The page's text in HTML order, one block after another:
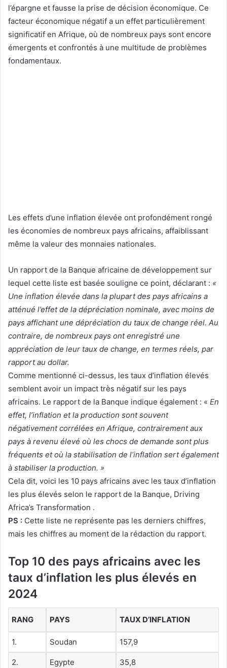
l’épargne et fausse la prise de décision économique. Ce
facteur économique négatif a un effet particulièrement
significatif en Afrique, où de nombreux pays sont encore
émergents et confrontés à une multitude de problèmes
fondamentaux.
Les effets d’une inflation élevée ont profondément rongé
les économies de nombreux pays africains, affaiblissant
même la valeur des monnaies nationales.
Un rapport de la Banque africaine de développement sur
lequel cette liste est basée souligne ce point, déclarant : «
Une inflation élevée dans la plupart des pays africains a
atténué l’effet de la dépréciation nominale, avec moins de
pays affichant une dépréciation du taux de change réel. Au
contraire, de nombreux pays ont enregistré une
appréciation de leur taux de change, en termes réels, par
rapport au dollar.
Comme mentionné ci-dessus, les taux d’inflation élevés
semblent avoir un impact très négatif sur les pays
africains. Le rapport de la Banque indique également : « En
effet, l’inflation et la production sont souvent
négativement corrélées en Afrique, contrairement aux
pays à revenu élevé où les chocs de demande sont plus
fréquents et où la stabilisation de l’inflation sert également
à stabiliser la production. »
Cela dit, voici les 10 pays africains avec les taux d’inflation
les plus élevés selon le rapport de la Banque, Driving
Africa’s Transformation .
PS : Cette liste ne représente pas les derniers chiffres,
mais les chiffres au moment de la rédaction du rapport.
Top 10 des pays africains avec les
taux d’inflation les plus élevés en
2024
RANG PAYS TAUX D’INFLATION
1. Soudan 157,9
2. Egypte 35,8